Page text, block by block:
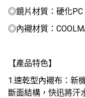
◎鏡片材質：硬化PC
◎內襯材質：
【產品特色】
1.速乾型內襯布：新
斷面結構，快迅將汗